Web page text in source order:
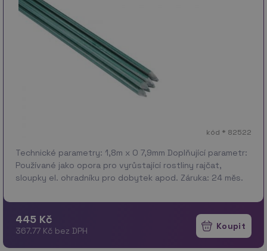
kód * 82522
Technické parametry: 1,8m x O 7,9mm Doplňující parametr:
Používané jako opora pro vyrůstající rostliny rajčat,
sloupky el. ohradníku pro dobytek apod. Záruka: 24 měs.
445 Kč
367.77 Kč bez DPH